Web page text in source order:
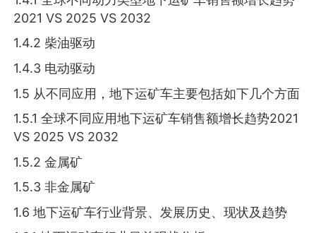
2021 VS 2025 VS 2032
1.4.2 柴油驱动
1.4.3 电动驱动
1.5 从不同应用，地下运矿车主要包括如下几个方面
1.5.1 全球不同应用地下运矿车销售额增长趋势2021
VS 2025 VS 2032
1.5.2 金属矿
1.5.3 非金属矿
1.6 地下运矿车行业背景、发展历史、现状及趋势